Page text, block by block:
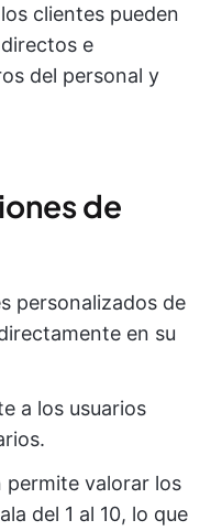
clientes pueden
e
del personal y
de
personalizados de
en su
a los usuarios
permite valorar los
del 1 al 10, lo que